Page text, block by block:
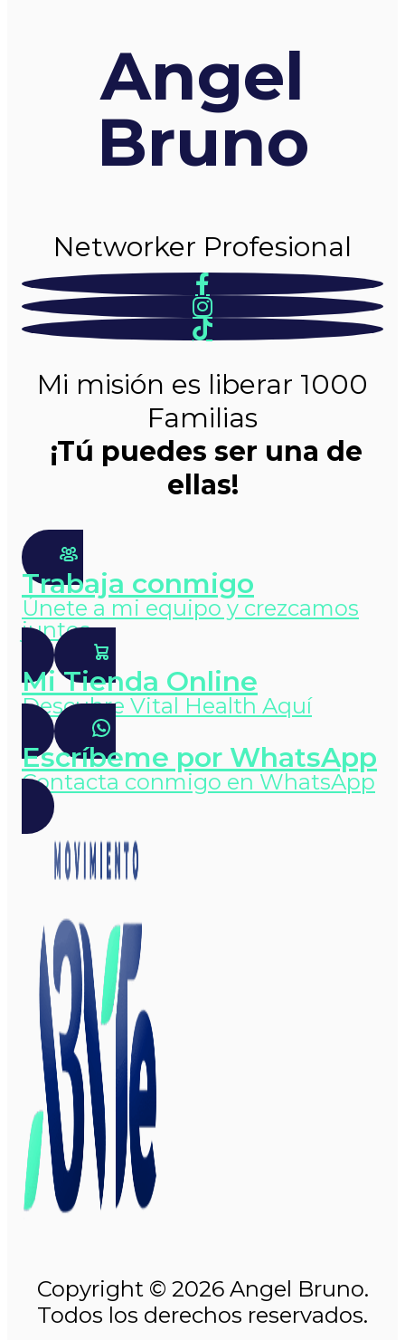
Angel
Bruno
Networker Profesional
Mi misión es liberar 1000
Familias
¡Tú puedes ser una de
ellas!
Trabaja conmigo
Únete a mi equipo y crezcamos
juntos
Mi Tienda Online
Descubre Vital Health Aquí
Escríbeme por WhatsApp
Contacta conmigo en WhatsApp
Copyright © 2026 Angel Bruno.
Todos los derechos reservados.